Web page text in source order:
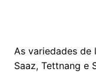
As variedades de
Saaz, Tettnang e